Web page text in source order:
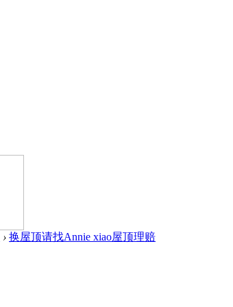
› 换屋顶请找Annie xiao屋顶理赔